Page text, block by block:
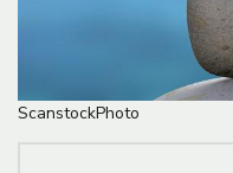
ScanstockPhoto